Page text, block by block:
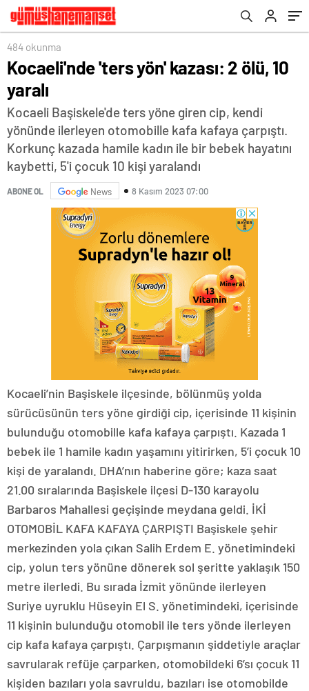
484 okunma
Kocaeli'nde 'ters yön' kazası: 2 ölü, 10
yaralı
Kocaeli Başiskele'de ters yöne giren cip, kendi
yönünde ilerleyen otomobille kafa kafaya çarpıştı.
Korkunç kazada hamile kadın ile bir bebek hayatını
kaybetti, 5'i çocuk 10 kişi yaralandı
ABONE OL News 8 Kasım 2023 07:00
Kocaeli’nin Başiskele ilçesinde, bölünmüş yolda
sürücüsünün ters yöne girdiği cip, içerisinde 11 kişinin
bulunduğu otomobille kafa kafaya çarpıştı. Kazada 1
bebek ile 1 hamile kadın yaşamını yitirirken, 5’i çocuk 10
kişi de yaralandı. DHA’nın haberine göre; kaza saat
21.00 sıralarında Başiskele ilçesi D-130 karayolu
Barbaros Mahallesi geçişinde meydana geldi. İKİ
OTOMOBİL KAFA KAFAYA ÇARPIŞTI Başiskele şehir
merkezinden yola çıkan Salih Erdem E. yönetimindeki
cip, yolun ters yönüne dönerek sol şeritte yaklaşık 150
metre ilerledi. Bu sırada İzmit yönünde ilerleyen
Suriye uyruklu Hüseyin El S. yönetimindeki, içerisinde
11 kişinin bulunduğu otomobil ile ters yönde ilerleyen
cip kafa kafaya çarpıştı. Çarpışmanın şiddetiyle araçlar
savrularak refüje çarparken, otomobildeki 6’sı çocuk 11
kişiden bazıları yola savruldu, bazıları ise otomobilde